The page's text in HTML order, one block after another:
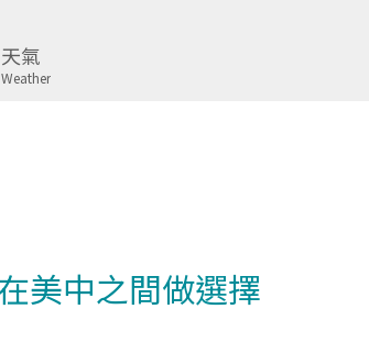
天氣
Weather
美中之間做選擇